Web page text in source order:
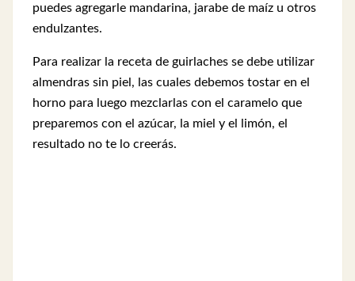
puedes agregarle mandarina, jarabe de maíz u otros
endulzantes.
Para realizar la receta de guirlaches se debe utilizar
almendras sin piel, las cuales debemos tostar en el
horno para luego mezclarlas con el caramelo que
preparemos con el azúcar, la miel y el limón, el
resultado no te lo creerás.